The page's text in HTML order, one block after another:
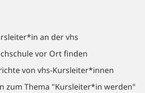
an der vhs
vor Ort finden
von vhs-Kursleiter*innen
zum Thema "Kursleiter*in werden"